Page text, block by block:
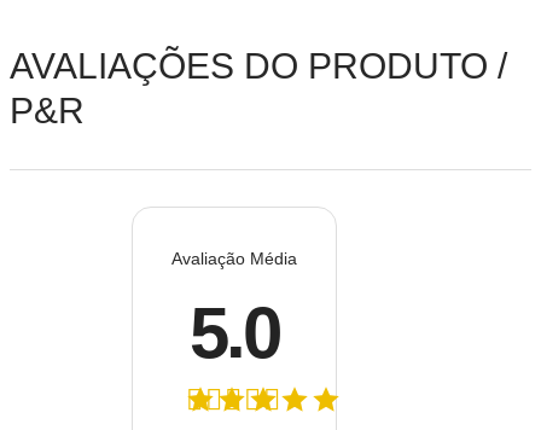
AVALIAÇÕES DO PRODUTO /
P&R
Avaliação Média
5.0